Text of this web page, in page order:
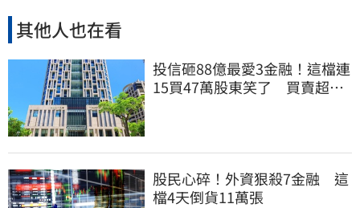
其他人也在看
投信砸88億最愛3金融！這檔連
15買47萬股東笑了 買賣超前
股民心碎！外資狠殺7金融 這
檔4天倒貨11萬張